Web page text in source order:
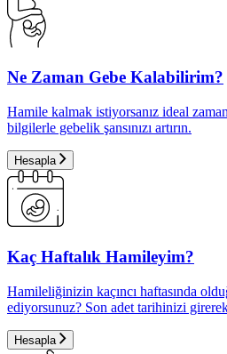
Ne Zaman Gebe Kalabilirim?
Hamile kalmak istiyorsanız ideal
bilgilerle gebelik şansınızı artırın.
Hesapla
Kaç Haftalık Hamileyim?
Hamileliğinizin kaçıncı haftasında
ediyorsunuz? Son adet tarihinizi
Hesapla